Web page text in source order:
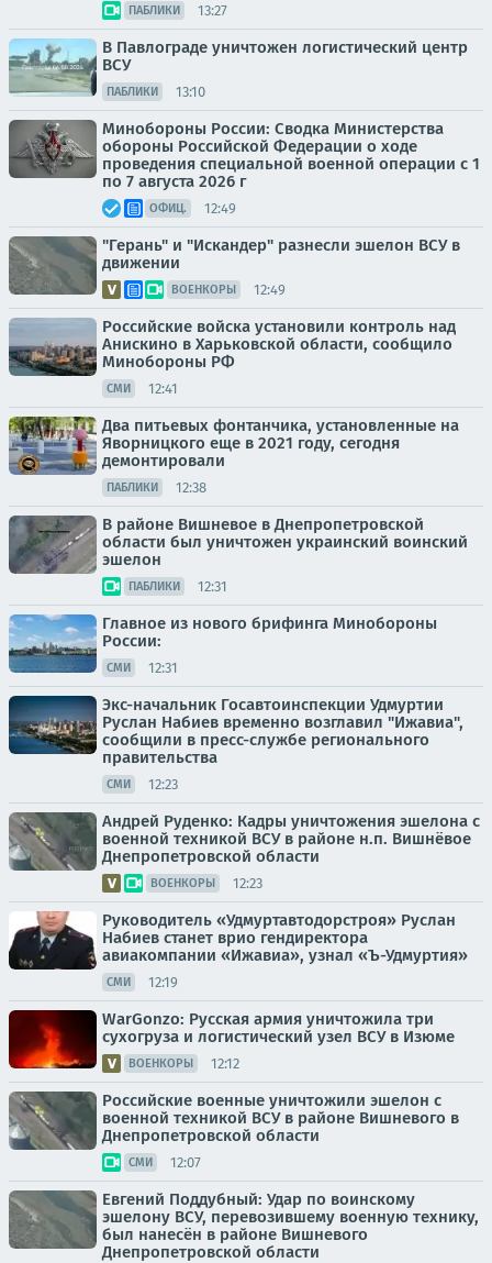
ПАБЛИКИ 13:27
В Павлограде уничтожен логистический центр
ВСУ
ПАБЛИКИ 13:10
Минобороны России: Сводка Министерства
обороны Российской Федерации о ходе
проведения специальной военной операции с 1
по 7 августа 2026 г
ОФИЦ. 12:49
"Герань" и "Искандер" разнесли эшелон ВСУ в
движении
ВОЕНКОРЫ 12:49
Российские войска установили контроль над
Анискино в Харьковской области, сообщило
Минобороны РФ
СМИ 12:41
Два питьевых фонтанчика, установленные на
Яворницкого еще в 2021 году, сегодня
демонтировали
ПАБЛИКИ 12:38
В районе Вишневое в Днепропетровской
области был уничтожен украинский воинский
эшелон
ПАБЛИКИ 12:31
Главное из нового брифинга Минобороны
России:
СМИ 12:31
Экс-начальник Госавтоинспекции Удмуртии
Руслан Набиев временно возглавил "Ижавиа",
сообщили в пресс-службе регионального
правительства
СМИ 12:23
Андрей Руденко: Кадры уничтожения эшелона с
военной техникой ВСУ в районе н.п. Вишнёвое
Днепропетровской области
ВОЕНКОРЫ 12:23
Руководитель «Удмуртавтодорстроя» Руслан
Набиев станет врио гендиректора
авиакомпании «Ижавиа», узнал «Ъ-Удмуртия»
СМИ 12:19
WarGonzo: Русская армия уничтожила три
сухогруза и логистический узел ВСУ в Изюме
ВОЕНКОРЫ 12:12
Российские военные уничтожили эшелон с
военной техникой ВСУ в районе Вишневого в
Днепропетровской области
СМИ 12:07
Евгений Поддубный: Удар по воинскому
эшелону ВСУ, перевозившему военную технику,
был нанесён в районе Вишневого
Днепропетровской области